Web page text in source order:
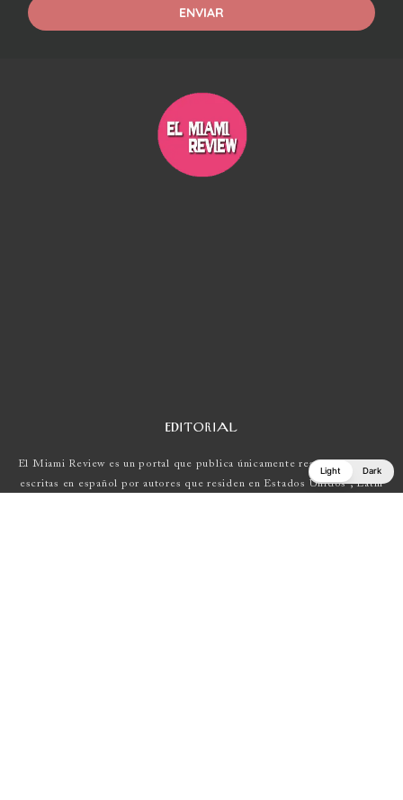
ENVIAR
EDITORIAL
El Miami Review es un portal que publica únicamente reseñas de obras
escritas en español por autores que residen en Estados Unidos , Latin
Light Dark